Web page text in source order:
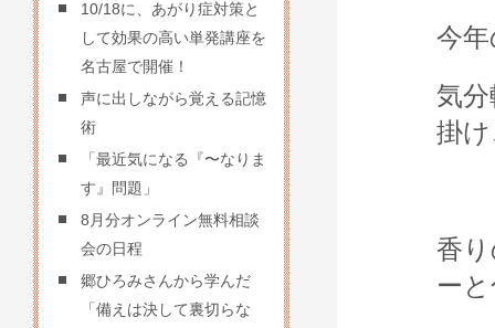
今
気
掛
香
ー
10/18に、あがり症対策と
して効果の高い単発講座を
名古屋で開催！
声に出しながら覚える記憶
術
「最近気になる『〜なりま
す』問題」
8月分オンライン無料相談
会の日程
郷ひろみさんから学んだ
「備えは決して裏切らな